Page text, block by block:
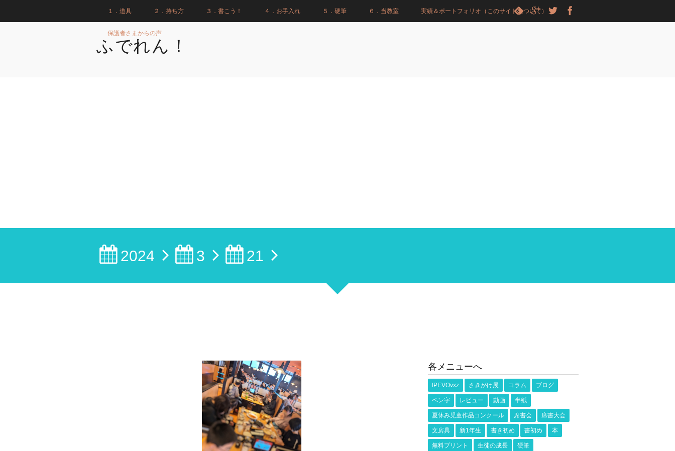
１．道具 ２．持ち方 ３．書こう！ ４．お手入れ ５．硬筆 ６．当教室 実績＆ポートフォリオ（このサイトについて）
保護者さまからの声
ふでれん！
2024 3 21
各メニューへ
IPEVOvxz さきがけ展 コラム ブログ
ペン字 レビュー 動画 半紙
夏休み児童作品コンクール 席書会 席書大会
文房具 新1年生 書き初め 書初め 本
無料プリント 生徒の成長 硬筆